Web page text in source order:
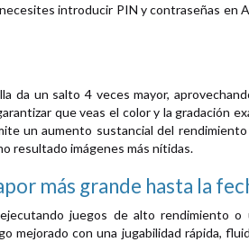
introducir PIN y contraseñas en
da un salto 4 veces mayor,
que veas el color y la gradación
un aumento sustancial del
resultado imágenes más nítidas.
más grande hasta la
juegos de alto rendimiento o
mejorado con una jugabilidad rápida,